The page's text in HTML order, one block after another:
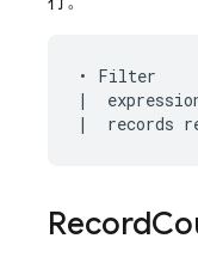
• Filter
|
Record